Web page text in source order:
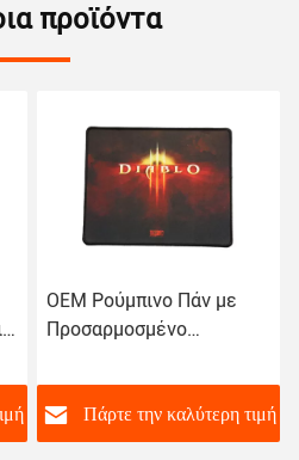
προϊόντα
OEM Ρούμπινο Πάν με
Προσαρμοσμένο
MP-046 - Εφοδιασμένο
Πάρτε την καλύτερη τιμή